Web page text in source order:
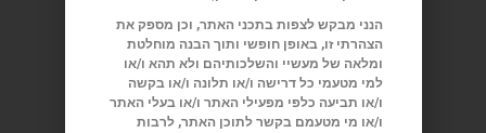
הנני מבקש לצפות בתכני האתר, וכן מספק את
הצהרתי זו, באופן חופשי ותוך הבנה מוחלטת
ומלאה של מעשיי והשלכותיהם ולא תהא ו/או
למי מטעמי כל דרישה ו/או תלונה ו/או בקשה
ו/או תביעה כלפי מפעילי האתר ו/או בעלי האתר
ו/או מי מטעמם בקשר לתוכן האתר, לרבות